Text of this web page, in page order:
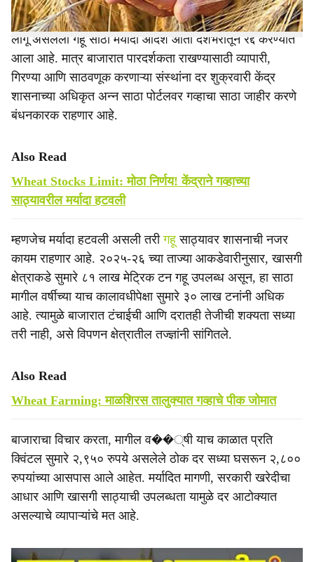
सरकारी अधिसूचनेनुसार, २७ मे २०२५ पासून ३१ मार्च २०२६ पर्यंत
लागू असलेला गहू साठा मर्यादा आदेश आता देशभरातून रद्द करण्यात
आला आहे. मात्र बाजारात पारदर्शकता राखण्यासाठी व्यापारी,
गिरण्या आणि साठवणूक करणाऱ्या संस्थांना दर शुक्रवारी केंद्र
शासनाच्या अधिकृत अन्न साठा पोर्टलवर गव्हाचा साठा जाहीर करणे
बंधनकारक राहणार आहे.
Also Read
Wheat Stocks Limit: मोठा निर्णय! केंद्राने गव्हाच्या
साठ्यावरील मर्यादा हटवली
म्हणजेच मर्यादा हटवली असली तरीगहू साठ्यावर शासनाची नजर
कायम राहणार आहे. २०२५-२६ च्या ताज्या आकडेवारीनुसार, खासगी
क्षेत्राकडे सुमारे ८१ लाख मेट्रिक टन गहू उपलब्ध असून, हा साठा
मागील वर्षीच्या याच कालावधीपेक्षा सुमारे ३० लाख टनांनी अधिक
आहे. त्यामुळे बाजारात टंचाईची आणि दरातही तेजीची शक्यता सध्या
तरी नाही, असे विपणन क्षेत्रातील तज्ज्ञांनी सांगितले.
Also Read
Wheat Farming: माळशिरस तालुक्यात गव्हाचे पीक जोमात
बाजाराचा विचार करता, मागील व��्षी याच काळात प्रति
क्विंटल सुमारे २,९५० रुपये असलेले ठोक दर सध्या घसरून २,८००
रुपयांच्या आसपास आले आहेत. मर्यादित मागणी, सरकारी खरेदीचा
आधार आणि खासगी साठ्याची उपलब्धता यामुळे दर आटोक्यात
असल्याचे व्यापाऱ्यांचे मत आहे.